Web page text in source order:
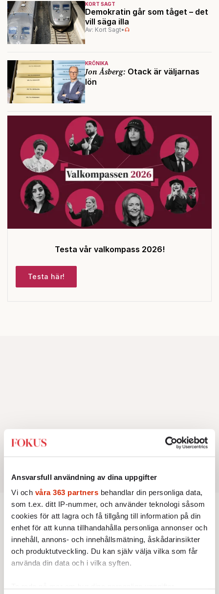
Ansvarsfull användning av dina uppgifter
Vi och våra 363 partners behandlar din personliga data,
som t.ex. ditt IP-nummer, och använder teknologi såsom
cookies för att lagra och få tillgång till information på din
enhet för att kunna tillhandahålla personliga annonser och
innehåll, annons- och innehållsmätning, åskådarinsikter
och produktutveckling. Du kan själv välja vilka som får
använda din data och i vilka syften.
KORT SAGT
Demokratin går som tåget – det
vill säga illa
Av: Kort Sagt•
KRÖNIKA
Jon Åsberg: Otack är väljarnas
lön
Testa vår valkompass 2026!
Testa här!
Inrikes
”Sverige behöver en grön ny
giv”